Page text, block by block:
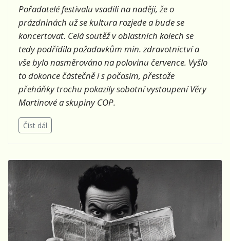
Pořadatelé festivalu vsadili na naději, že o
prázdninách už se kultura rozjede a bude se
koncertovat. Celá soutěž v oblastních kolech se
tedy podřídila požadavkům min. zdravotnictví a
vše bylo nasměrováno na polovinu července. Vyšlo
to dokonce částečně i s počasím, přestože
přeháňky trochu pokazily sobotní vystoupení Věry
Martinové a skupiny COP.
Číst dál